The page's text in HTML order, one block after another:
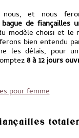
nous, et nous
bague de fiançailles
modèle choisi et le
bien entendu
les délais, pour
8 à 12 jours
pour femme